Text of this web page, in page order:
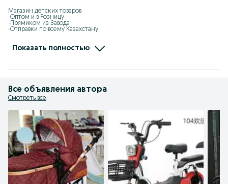
Магазин детских товаров
-Оптом и в Розницу
-Прямиком из Завода
-Отправки по всему Казахстану
-Без выходных с 10:00-22:00
-Доставка по городу Шымкент бесплатно
Показать полностью
Все объявления автора
Смотреть все